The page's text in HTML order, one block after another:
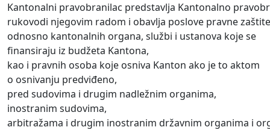
Kantonalni pravobranilac predstavlja Kantonalno
rukovodi njegovim radom i obavlja poslove pravne
odnosno kantonalnih organa, službi i ustanova koje se
finansiraju iz budžeta Kantona,
kao i pravnih osoba koje osniva Kanton ako je to aktom
o osnivanju predviđeno,
pred sudovima i drugim nadležnim organima,
inostranim sudovima,
arbitražama i drugim inostranim državnim organima i